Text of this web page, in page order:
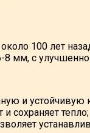
100 лет
8 мм, с
и
сохраняет тепло;